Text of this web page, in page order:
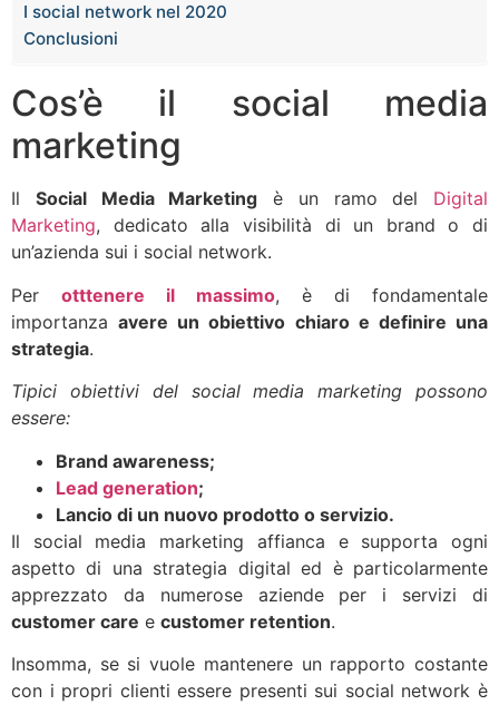
I social network nel 2020
Conclusioni
Cos’è il social media
marketing
Il Social Media Marketing è un ramo del Digital
Marketing, dedicato alla visibilità di un brand o di
un’azienda sui i social network.
Per otttenere il massimo, è di fondamentale
importanzaavere un obiettivo chiaro e definire una
strategia.
Tipici obiettivi del social media marketing possono
essere:
Brand awareness;
Lead generation;
Lancio di un nuovo prodotto o servizio.
Il social media marketing affianca e supporta ogni
aspetto di una strategia digital ed è particolarmente
apprezzato da numerose aziende per i servizi di
customer care e customer retention.
Insomma, se si vuole mantenere un rapporto costante
con i propri clienti essere presenti sui social network è